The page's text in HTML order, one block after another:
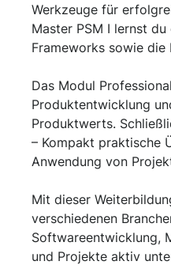
Werkzeuge für
Master PSM I lernst
Frameworks sowie die
Das Modul
Produktentwicklung
Produktwerts.
– Kompakt praktische
Anwendung von
Mit dieser
verschiedenen
Softwareentwicklung,
und Projekte aktiv